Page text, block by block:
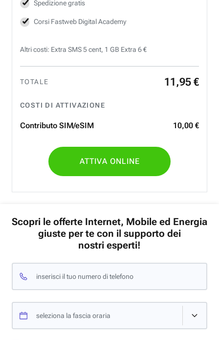
Spedizione gratis
Corsi Fastweb Digital Academy
Altri costi: Extra SMS 5 cent, 1 GB Extra 6 €
TOTALE 11 ,95 €
COSTI DI ATTIVAZIONE
Contributo SIM/eSIM 10,00 €
ATTIVA ONLINE
Scopri le offerte Internet, Mobile ed Energia
giuste per te con il supporto dei
nostri esperti!
inserisci il tuo numero di telefono
seleziona la fascia oraria